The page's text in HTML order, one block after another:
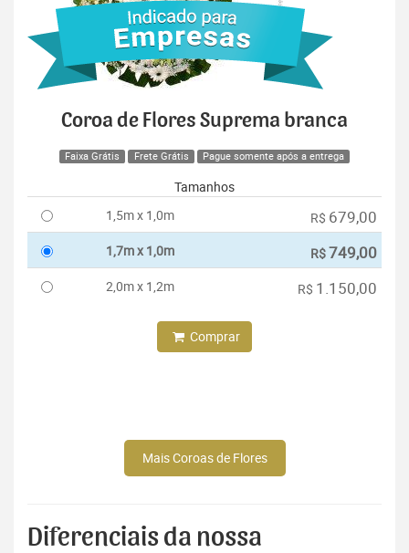
Coroa de Flores Suprema branca
Faixa Grátis Frete Grátis Pague somente após a entrega
Tamanhos
1,5m x 1,0m
R$ 679,00
1,7m x 1,0m R$749,00
2,0m x 1,2m R$ 1.150,00
Comprar
Mais Coroas de Flores
Diferenciais da nossa